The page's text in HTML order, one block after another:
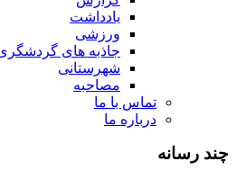
یادداشت
ورزشی
جاذبه های
شهرستانی
مصاحبه
تماس با ما
درباره ما
چند رسانه